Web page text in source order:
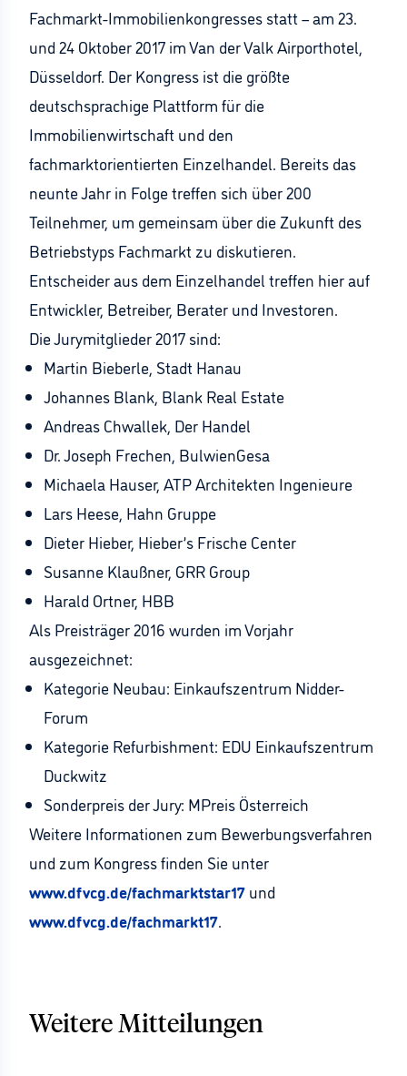
Fachmarkt-Immobilienkongresses statt – am 23.
und 24 Oktober 2017 im Van der Valk Airporthotel,
Düsseldorf. Der Kongress ist die größte
deutschsprachige Plattform für die
Immobilienwirtschaft und den
fachmarktorientierten Einzelhandel. Bereits das
neunte Jahr in Folge treffen sich über 200
Teilnehmer, um gemeinsam über die Zukunft des
Betriebstyps Fachmarkt zu diskutieren.
Entscheider aus dem Einzelhandel treffen hier auf
Entwickler, Betreiber, Berater und Investoren.
Die Jurymitglieder 2017 sind:
Martin Bieberle, Stadt Hanau
Johannes Blank, Blank Real Estate
Andreas Chwallek, Der Handel
Dr. Joseph Frechen, BulwienGesa
Michaela Hauser, ATP Architekten Ingenieure
Lars Heese, Hahn Gruppe
Dieter Hieber, Hieber’s Frische Center
Susanne Klaußner, GRR Group
Harald Ortner, HBB
Als Preisträger 2016 wurden im Vorjahr
ausgezeichnet:
Kategorie Neubau: Einkaufszentrum Nidder-
Forum
Kategorie Refurbishment: EDU Einkaufszentrum
Duckwitz
Sonderpreis der Jury: MPreis Österreich
Weitere Informationen zum Bewerbungsverfahren
und zum Kongress finden Sie unter
www.dfvcg.de/fachmarktstar17 und
www.dfvcg.de/fachmarkt17.
Weitere Mitteilungen